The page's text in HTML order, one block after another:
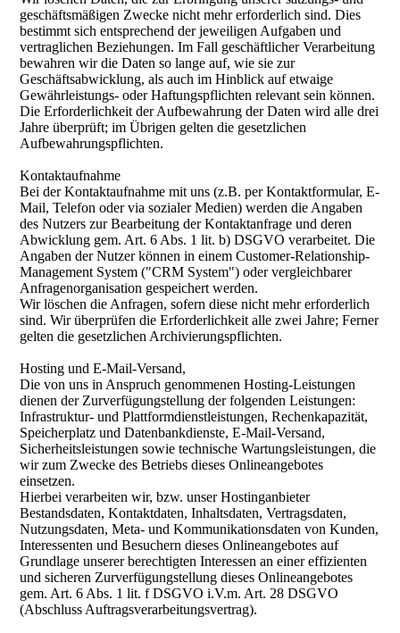
geschäftsmäßigen Zwecke nicht mehr erforderlich sind. Dies
bestimmt sich entsprechend der jeweiligen Aufgaben und
vertraglichen Beziehungen. Im Fall geschäftlicher Verarbeitung
bewahren wir die Daten so lange auf, wie sie zur
Geschäftsabwicklung, als auch im Hinblick auf etwaige
Gewährleistungs- oder Haftungspflichten relevant sein können.
Die Erforderlichkeit der Aufbewahrung der Daten wird alle drei
Jahre überprüft; im Übrigen gelten die gesetzlichen
Aufbewahrungspflichten.
Kontaktaufnahme
Bei der Kontaktaufnahme mit uns (z.B. per Kontaktformular, E-
Mail, Telefon oder via sozialer Medien) werden die Angaben
des Nutzers zur Bearbeitung der Kontaktanfrage und deren
Abwicklung gem. Art. 6 Abs. 1 lit. b) DSGVO verarbeitet. Die
Angaben der Nutzer können in einem Customer-Relationship-
Management System ("CRM System") oder vergleichbarer
Anfragenorganisation gespeichert werden.
Wir löschen die Anfragen, sofern diese nicht mehr erforderlich
sind. Wir überprüfen die Erforderlichkeit alle zwei Jahre; Ferner
gelten die gesetzlichen Archivierungspflichten.
Hosting und E-Mail-Versand,
Die von uns in Anspruch genommenen Hosting-Leistungen
dienen der Zurverfügungstellung der folgenden Leistungen:
Infrastruktur- und Plattformdienstleistungen, Rechenkapazität,
Speicherplatz und Datenbankdienste, E-Mail-Versand,
Sicherheitsleistungen sowie technische Wartungsleistungen, die
wir zum Zwecke des Betriebs dieses Onlineangebotes
einsetzen.
Hierbei verarbeiten wir, bzw. unser Hostinganbieter
Bestandsdaten, Kontaktdaten, Inhaltsdaten, Vertragsdaten,
Nutzungsdaten, Meta- und Kommunikationsdaten von Kunden,
Interessenten und Besuchern dieses Onlineangebotes auf
Grundlage unserer berechtigten Interessen an einer effizienten
und sicheren Zurverfügungstellung dieses Onlineangebotes
gem. Art. 6 Abs. 1 lit. f DSGVO i.V.m. Art. 28 DSGVO
(Abschluss Auftragsverarbeitungsvertrag).